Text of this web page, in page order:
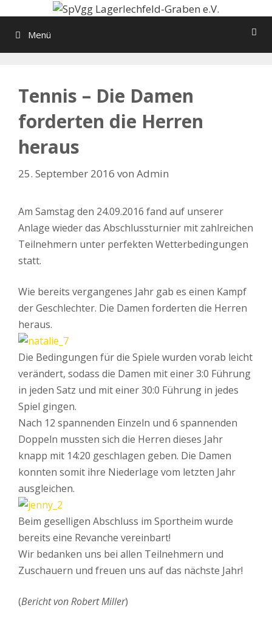
springen
Menü
Tennis – Die Damen
forderten die Herren
heraus
25. September 2016 von Admin
Am Samstag den 24.09.2016 fand auf unserer
Anlage wieder das Abschlussturnier mit zahlreichen
Teilnehmern unter perfekten Wetterbedingungen
statt.
Wie bereits vergangenes Jahr gab es einen Kampf
der Geschlechter. Die Damen forderten die Herren
heraus.
Die Bedingungen für die Spiele wurden vorab leicht
verändert, sodass die Damen mit einer 3:0 Führung
in jeden Satz und mit einer 30:0 Führung in jedes
Spiel gingen.
Nach 12 spannenden Einzeln und 6 spannenden
Doppeln mussten sich die Herren dieses Jahr
knapp mit 14:20 geschlagen geben. Die Damen
konnten somit ihre Niederlage vom letzten Jahr
ausgleichen.
Beim geselligen Abschluss im Sportheim wurde
bereits eine Revanche vereinbart!
Wir bedanken uns bei allen Teilnehmern und
Zuschauern und freuen uns auf das nächste Jahr!
(Bericht von Robert Miller)